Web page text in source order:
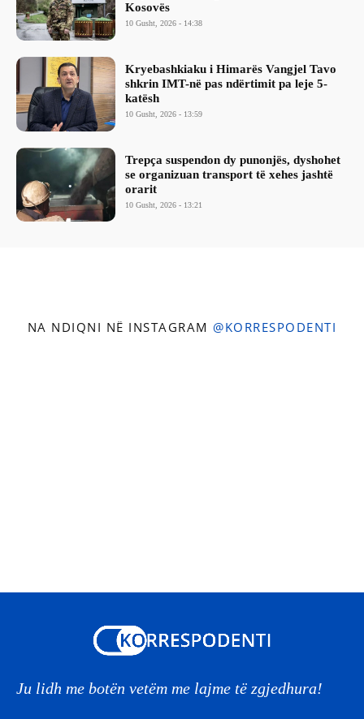
Kosovës
10 Gusht, 2026 - 14:38
Kryebashkiaku i Himarës Vangjel Tavo
shkrin IMT-në pas ndërtimit pa leje 5-
katësh
10 Gusht, 2026 - 13:59
Trepça suspendon dy punonjës, dyshohet
se organizuan transport të xehes jashtë
orarit
10 Gusht, 2026 - 13:21
NA NDIQNI NË INSTAGRAM @KORRESPODENTI
Ju lidh me botën vetëm me lajme të zgjedhura!